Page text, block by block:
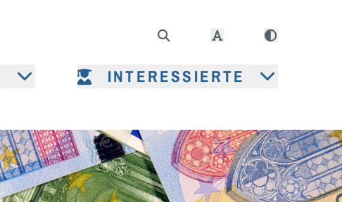
INTERESSIERTE